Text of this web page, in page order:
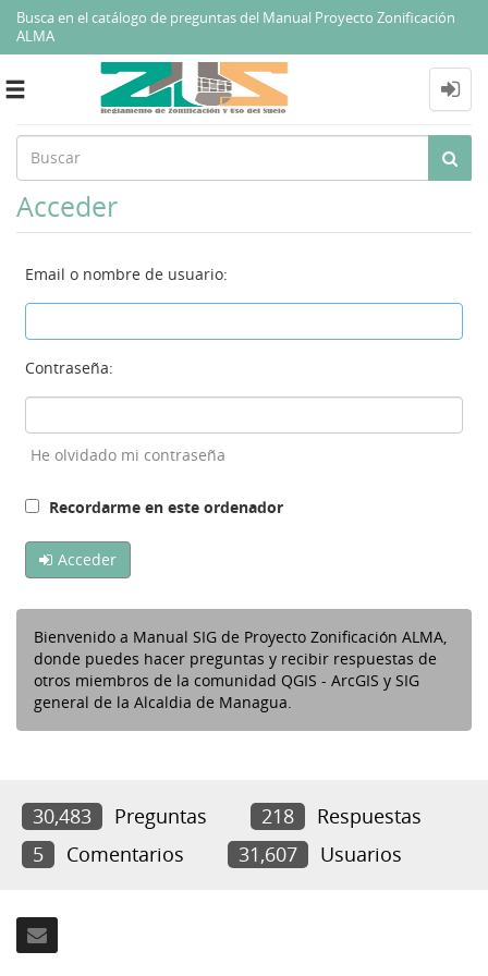
Busca en el catálogo de preguntas del Manual Proyecto Zonificación
ALMA
Toggle
navigation
Acceder
Email o nombre de usuario:
Contraseña:
He olvidado mi contraseña
Recordarme en este ordenador
Acceder
Bienvenido a Manual SIG de Proyecto Zonificación ALMA,
donde puedes hacer preguntas y recibir respuestas de
otros miembros de la comunidad QGIS - ArcGIS y SIG
general de la Alcaldia de Managua.
30,483 Preguntas 218
Respuestas
5
Comentarios 31,607 Usuarios